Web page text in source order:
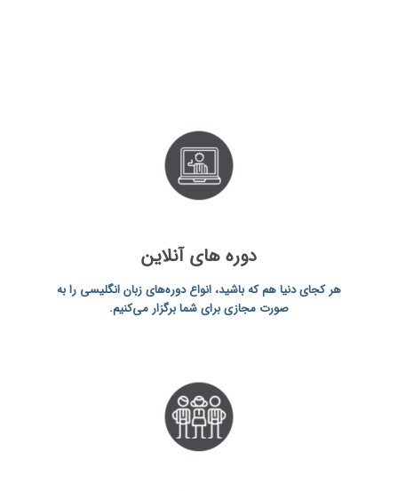
دوره‌ های آنلاین
هر کجای دنیا هم که باشید، انواع دوره‌های زبان انگلیسی را به
صورت مجازی برای شما برگزار می‌کنیم.